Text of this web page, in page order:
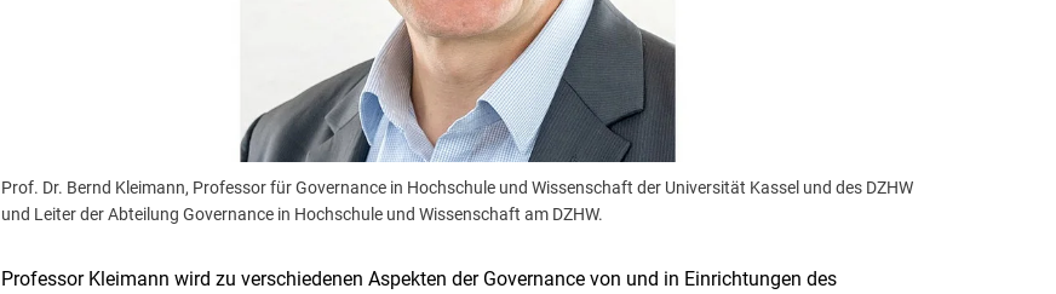
Prof. Dr. Bernd Kleimann, Professor für Governance in Hochschule und Wissenschaft der Universität Kassel und des DZHW
und Leiter der Abteilung Governance in Hochschule und Wissenschaft am DZHW.
Professor Kleimann wird zu verschiedenen Aspekten der Governance von und in Einrichtungen des